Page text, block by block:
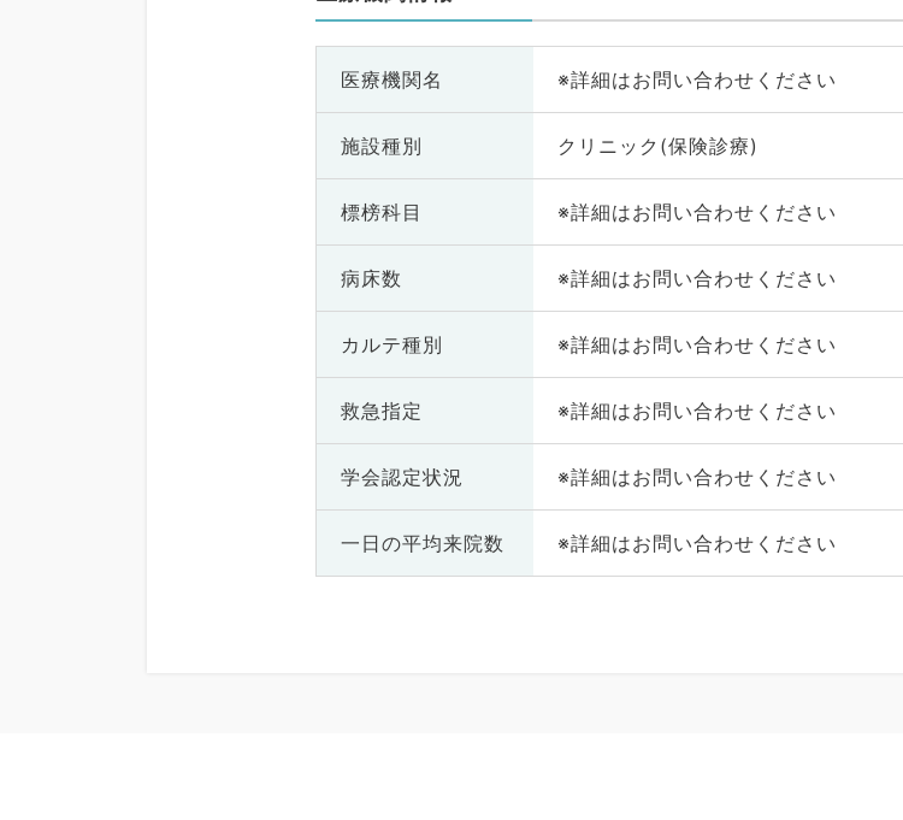
医療機関名 ※詳細はお問い合わせください
施設種別 クリニック(保険診療)
標榜科目 ※詳細はお問い合わせください
病床数 ※詳細はお問い合わせください
カルテ種別 ※詳細はお問い合わせください
救急指定 ※詳細はお問い合わせください
学会認定状況 ※詳細はお問い合わせください
一日の平均来院数 ※詳細はお問い合わせください